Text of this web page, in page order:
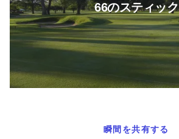
66のスティック
瞬間を共有する